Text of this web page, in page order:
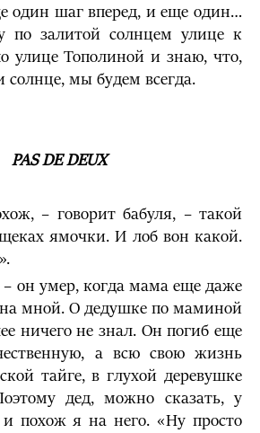
один шаг вперед, и еще один…
залитой солнцем улице к
улице Тополиной и знаю, что,
солнце, мы будем всегда.
PAS DE DEUX
– говорит бабуля, – такой
ямочки. И лоб вон какой.
– он умер, когда мама еще даже
мной. О дедушке по маминой
ничего не знал. Он погиб еще
а всю свою жизнь
тайге, в глухой деревушке
дед, можно сказать, у
похож я на него. «Ну просто